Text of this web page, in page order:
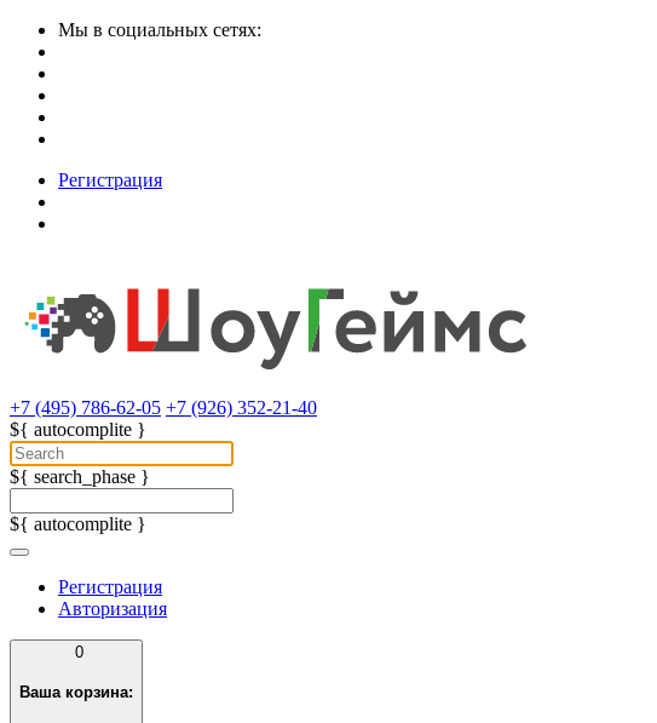
Мы в социальных сетях:
Регистрация
+7 (495) 786-62-05 +7 (926) 352-21-40
${ autocomplite }
${ search_phase }
${ autocomplite }
Регистрация
Авторизация
0
Ваша корзина: